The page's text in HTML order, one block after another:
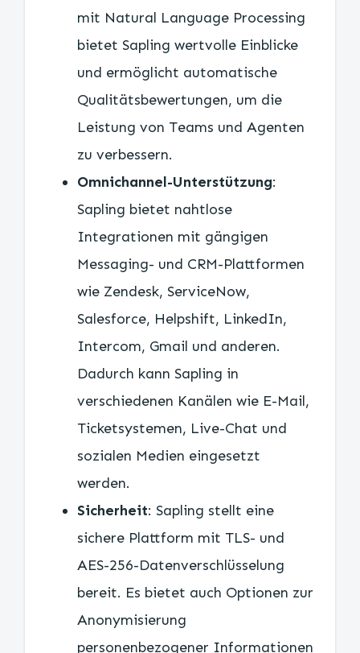
mit Natural Language Processing
bietet Sapling wertvolle Einblicke
und ermöglicht automatische
Qualitätsbewertungen, um die
Leistung von Teams und Agenten
zu verbessern.
Omnichannel-Unterstützung:
Sapling bietet nahtlose
Integrationen mit gängigen
Messaging- und CRM-Plattformen
wie Zendesk, ServiceNow,
Salesforce, Helpshift, LinkedIn,
Intercom, Gmail und anderen.
Dadurch kann Sapling in
verschiedenen Kanälen wie E-Mail,
Ticketsystemen, Live-Chat und
sozialen Medien eingesetzt
werden.
Sicherheit: Sapling stellt eine
sichere Plattform mit TLS- und
AES-256-Datenverschlüsselung
bereit. Es bietet auch Optionen zur
Anonymisierung
personenbezogener Informationen